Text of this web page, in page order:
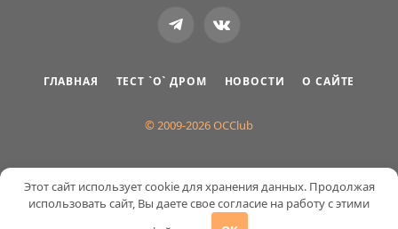
TelegramVKontakte
ГЛАВНАЯ ТЕСТ `О` ДРОМ НОВОСТИ О САЙТЕ
© 2009-2026 OCClub
Этот сайт использует cookie для хранения данных. Продолжая
использовать сайт, Вы даете свое согласие на работу с этими